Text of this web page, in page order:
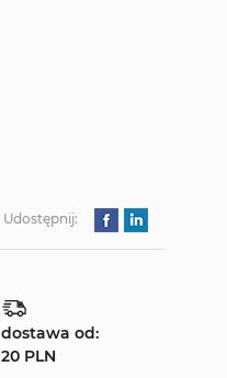
Udostępnij:
dostawa od:
20 PLN